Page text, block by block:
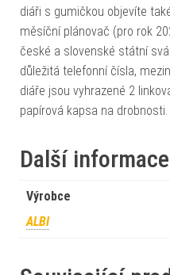
diáři s gumičkou objevíte
měsíční plánovač (pro rok
české a slovenské státní
důležitá telefonní čísla,
diáře jsou vyhrazené 2
papírová kapsa na
Další informace
Výrobce
ALBI